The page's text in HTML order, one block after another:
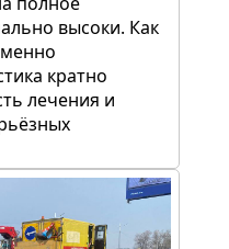
высоки. Как
кратно
лечения и